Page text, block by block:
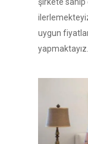
uygun
yapmaktayız.